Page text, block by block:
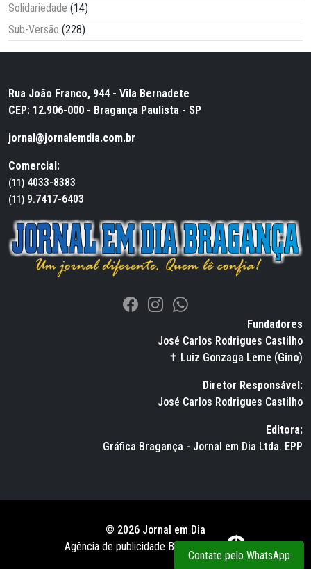
Solidariedade (14)
Sub-Versão (228)
Rua João Franco, 944 - Vila Bernadete
CEP: 12.906-000 - Bragança Paulista - SP
jornal@jornalemdia.com.br
Comercial:
(11) 4033-8383
(11) 9.7417-6403
Fundadores
José Carlos Rodrigues Castilho
✝ Luiz Gonzaga Leme (Gino)
Diretor Responsável:
José Carlos Rodrigues Castilho
Editora:
Gráfica Bragança - Jornal em Dia Ltda. EPP
© 2026 Jornal em Dia
Agência de publicidade BWS RUSSO
Contate pelo WhatsApp